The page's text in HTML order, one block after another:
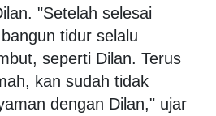
"Setelah selesai
tidur selalu
seperti Dilan. Terus
kan sudah tidak
dengan Dilan," ujar